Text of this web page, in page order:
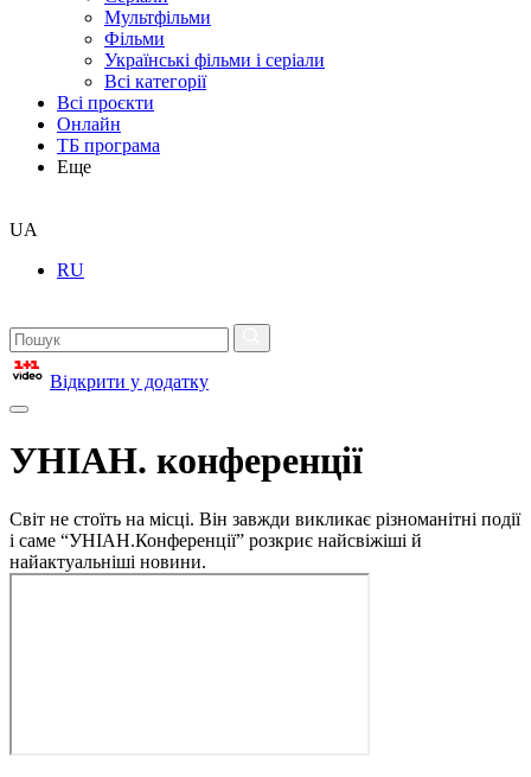
Мультфільми
Фільми
Українські фільми і серіали
Всі категорії
Всі проєкти
Онлайн
ТБ програма
Еще
UA
RU
Відкрити у додатку
УНІАН. конференції
Світ не стоїть на місці. Він завжди викликає різноманітні події
і саме “УНІАН.Конференції” розкриє найсвіжіші й
найактуальніші новини.